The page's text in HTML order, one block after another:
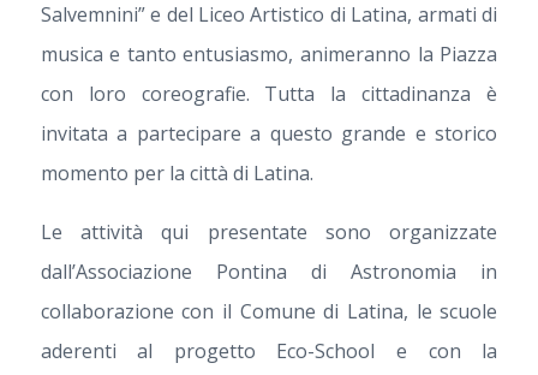
Salvemnini” e del Liceo Artistico di Latina, armati di
musica e tanto entusiasmo, animeranno la Piazza
con loro coreografie. Tutta la cittadinanza è
invitata a partecipare a questo grande e storico
momento per la città di Latina.
Le attività qui presentate sono organizzate
dall’Associazione Pontina di Astronomia in
collaborazione con il Comune di Latina, le scuole
aderenti al progetto Eco-School e con la